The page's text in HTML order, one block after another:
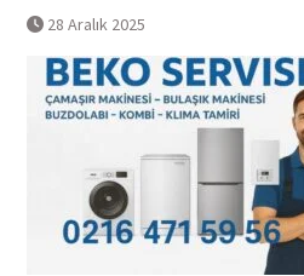
28 Aralık 2025